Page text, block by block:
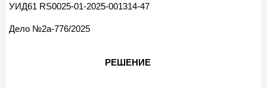
УИД61 RS0025-01-2025-001314-47
Дело №2а-776/2025
РЕШЕНИЕ